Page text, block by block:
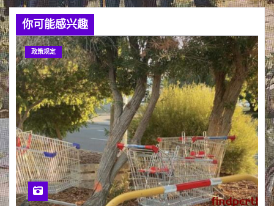
你可能感兴趣
政策规定